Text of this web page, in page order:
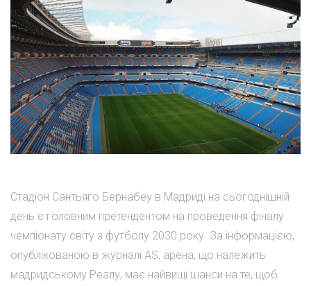
Стадіон Сантьяго Бернабеу в Мадриді на сьогоднішній
день є головним претендентом на проведення фіналу
чемпіонату світу з футболу 2030 року. За інформацією,
опублікованою в журналі AS, арена, що належить
мадридському Реалу, має найвищі шанси на те, щоб